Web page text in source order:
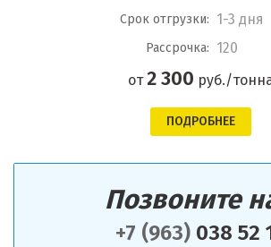
Срок отгрузки: 1-3 дня
Рассрочка: 120
от2 300 руб./
ПОДРОБНЕЕ
Позвоните
+7 (963)038 52